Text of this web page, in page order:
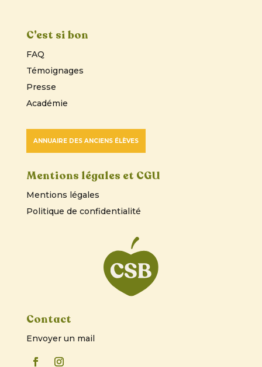
C’est si bon
FAQ
Témoignages
Presse
Académie
ANNUAIRE DES ANCIENS ÉLÈVES
Mentions légales et CGU
Mentions légales
Politique de confidentialité
Contact
Envoyer un mail